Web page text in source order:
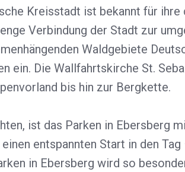
Kreisstadt ist bekannt für
Verbindung der Stadt zur
Waldgebiete
ein. Die Wallfahrtskirche St.
bis hin zur Bergkette.
ist das Parken in Ebersberg
entspannten Start in den
in Ebersberg wird so